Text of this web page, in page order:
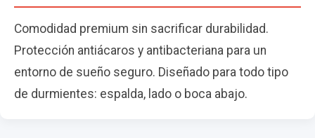
Comodidad premium sin sacrificar durabilidad.
Protección antiácaros y antibacteriana para un
entorno de sueño seguro. Diseñado para todo tipo
de durmientes: espalda, lado o boca abajo.